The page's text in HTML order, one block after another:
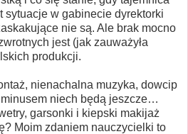
sytuacje w gabinecie dyrektorki
nie są. Ale brak mocno
jest (jak zauważyła
produkcji.
nienachalna muzyka, dowcip
niech będą jeszcze…
garsonki i kiepski makijaż
Moim zdaniem nauczycielki to